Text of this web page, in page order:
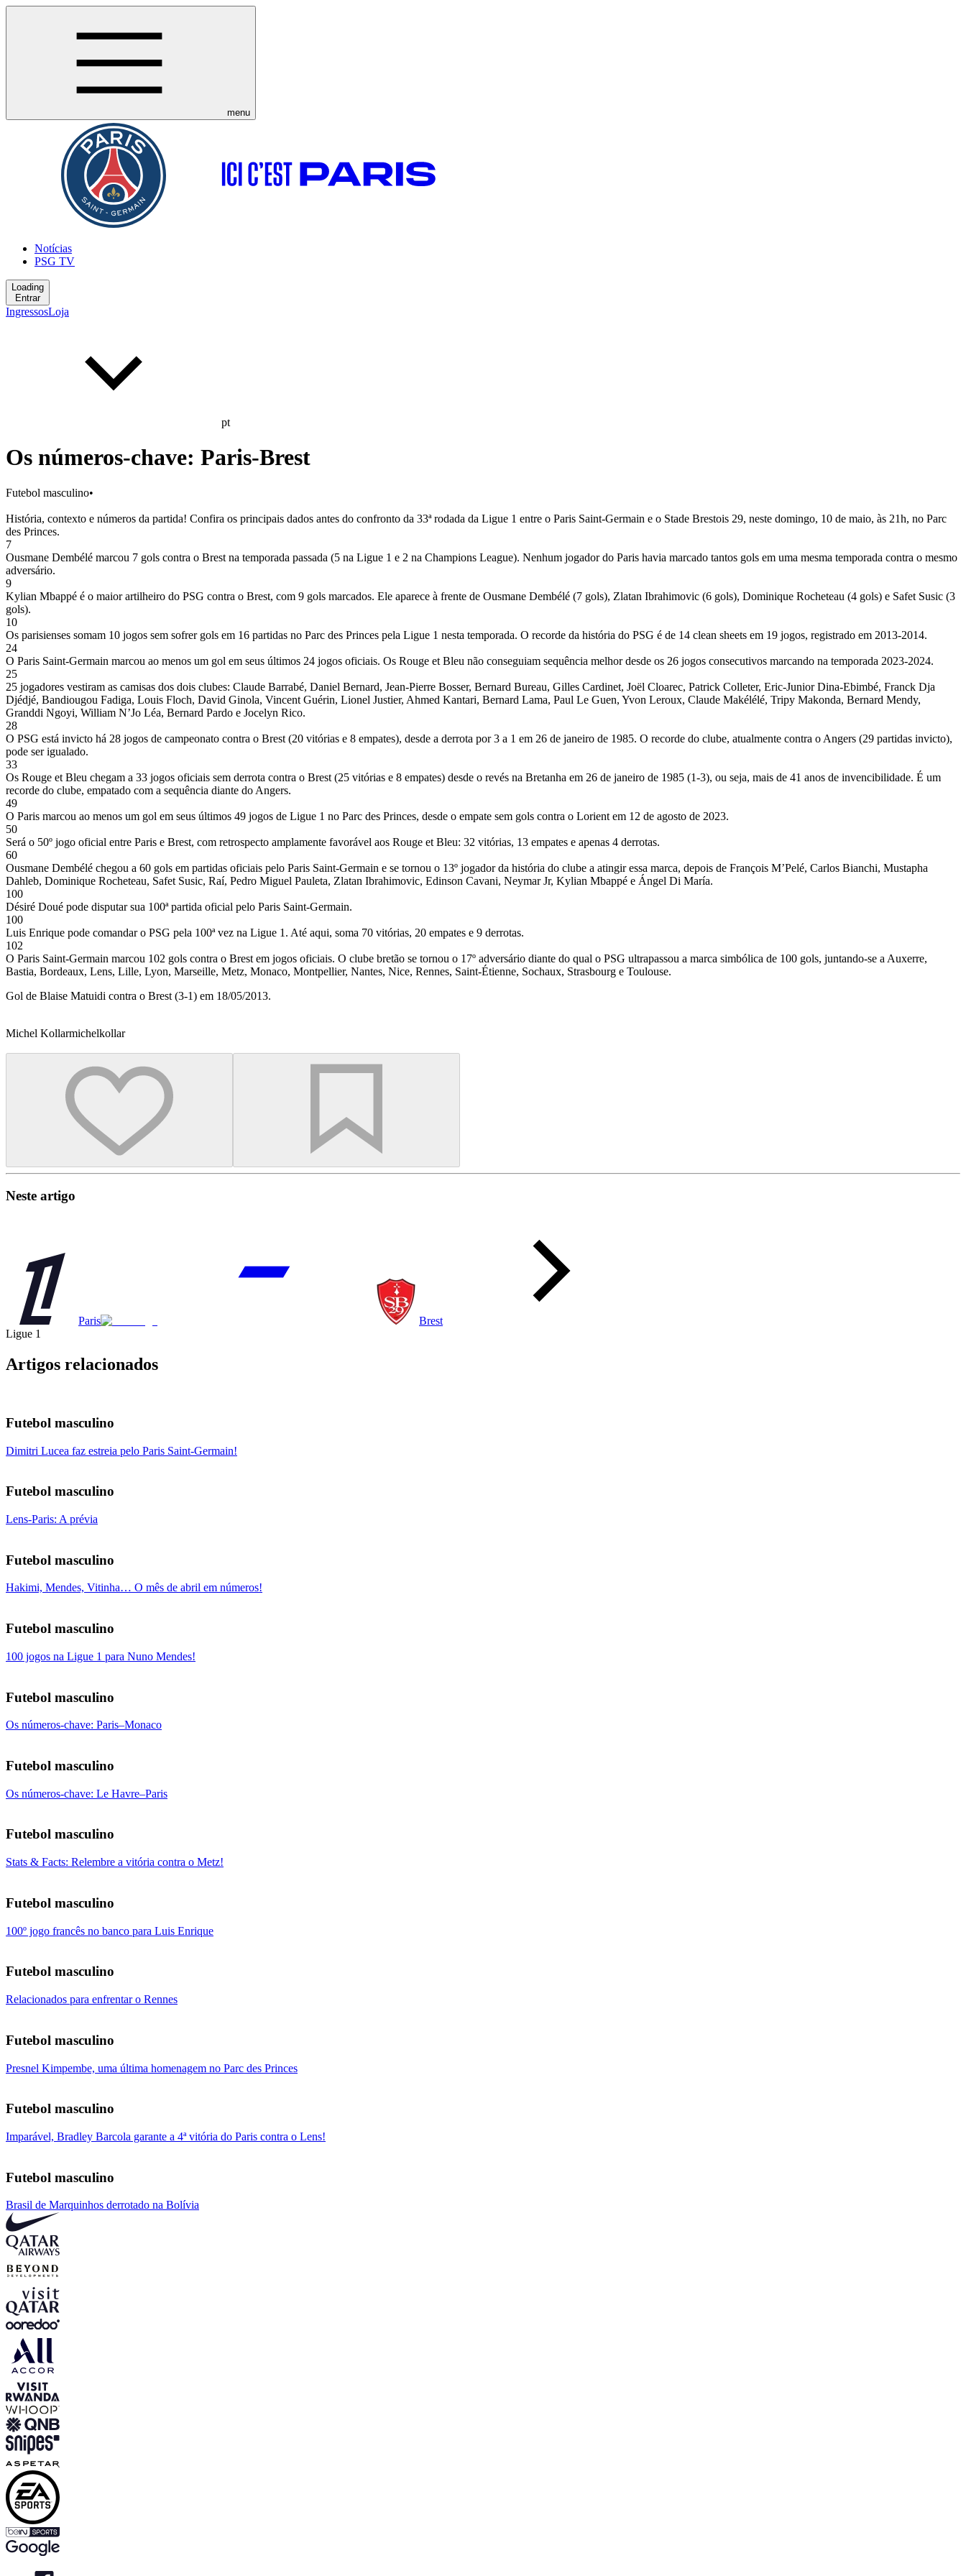
menu
Notícias
PSG TV
Loading
Entrar
IngressosLoja
pt
Os números-chave: Paris-Brest
Futebol masculino•
História, contexto e números da partida! Confira os principais dados antes do confronto da 33ª rodada da Ligue 1 entre o Paris Saint-Germain e o Stade Brestois 29, neste domingo, 10 de maio, às 21h, no Parc
des Princes.
7
Ousmane Dembélé marcou 7 gols contra o Brest na temporada passada (5 na Ligue 1 e 2 na Champions League). Nenhum jogador do Paris havia marcado tantos gols em uma mesma temporada contra o mesmo
adversário.
9
Kylian Mbappé é o maior artilheiro do PSG contra o Brest, com 9 gols marcados. Ele aparece à frente de Ousmane Dembélé (7 gols), Zlatan Ibrahimovic (6 gols), Dominique Rocheteau (4 gols) e Safet Susic (3
gols).
10
Os parisienses somam 10 jogos sem sofrer gols em 16 partidas no Parc des Princes pela Ligue 1 nesta temporada. O recorde da história do PSG é de 14 clean sheets em 19 jogos, registrado em 2013-2014.
24
O Paris Saint-Germain marcou ao menos um gol em seus últimos 24 jogos oficiais. Os Rouge et Bleu não conseguiam sequência melhor desde os 26 jogos consecutivos marcando na temporada 2023-2024.
25
25 jogadores vestiram as camisas dos dois clubes: Claude Barrabé, Daniel Bernard, Jean-Pierre Bosser, Bernard Bureau, Gilles Cardinet, Joël Cloarec, Patrick Colleter, Eric-Junior Dina-Ebimbé, Franck Dja
Djédjé, Bandiougou Fadiga, Louis Floch, David Ginola, Vincent Guérin, Lionel Justier, Ahmed Kantari, Bernard Lama, Paul Le Guen, Yvon Leroux, Claude Makélélé, Tripy Makonda, Bernard Mendy,
Granddi Ngoyi, William N’Jo Léa, Bernard Pardo e Jocelyn Rico.
28
O PSG está invicto há 28 jogos de campeonato contra o Brest (20 vitórias e 8 empates), desde a derrota por 3 a 1 em 26 de janeiro de 1985. O recorde do clube, atualmente contra o Angers (29 partidas invicto),
pode ser igualado.
33
Os Rouge et Bleu chegam a 33 jogos oficiais sem derrota contra o Brest (25 vitórias e 8 empates) desde o revés na Bretanha em 26 de janeiro de 1985 (1-3), ou seja, mais de 41 anos de invencibilidade. É um
recorde do clube, empatado com a sequência diante do Angers.
49
O Paris marcou ao menos um gol em seus últimos 49 jogos de Ligue 1 no Parc des Princes, desde o empate sem gols contra o Lorient em 12 de agosto de 2023.
50
Será o 50º jogo oficial entre Paris e Brest, com retrospecto amplamente favorável aos Rouge et Bleu: 32 vitórias, 13 empates e apenas 4 derrotas.
60
Ousmane Dembélé chegou a 60 gols em partidas oficiais pelo Paris Saint-Germain e se tornou o 13º jogador da história do clube a atingir essa marca, depois de François M’Pelé, Carlos Bianchi, Mustapha
Dahleb, Dominique Rocheteau, Safet Susic, Raí, Pedro Miguel Pauleta, Zlatan Ibrahimovic, Edinson Cavani, Neymar Jr, Kylian Mbappé e Ángel Di María.
100
Désiré Doué pode disputar sua 100ª partida oficial pelo Paris Saint-Germain.
100
Luis Enrique pode comandar o PSG pela 100ª vez na Ligue 1. Até aqui, soma 70 vitórias, 20 empates e 9 derrotas.
102
O Paris Saint-Germain marcou 102 gols contra o Brest em jogos oficiais. O clube bretão se tornou o 17º adversário diante do qual o PSG ultrapassou a marca simbólica de 100 gols, juntando-se a Auxerre,
Bastia, Bordeaux, Lens, Lille, Lyon, Marseille, Metz, Monaco, Montpellier, Nantes, Nice, Rennes, Saint-Étienne, Sochaux, Strasbourg e Toulouse.
Gol de Blaise Matuidi contra o Brest (3-1) em 18/05/2013.
Michel Kollarmichelkollar
Neste artigo
Paris
Brest
Ligue 1
Artigos relacionados
Futebol masculino
Dimitri Lucea faz estreia pelo Paris Saint-Germain!
Futebol masculino
Lens-Paris: A prévia
Futebol masculino
Hakimi, Mendes, Vitinha… O mês de abril em números!
Futebol masculino
100 jogos na Ligue 1 para Nuno Mendes!
Futebol masculino
Os números-chave: Paris–Monaco
Futebol masculino
Os números-chave: Le Havre–Paris
Futebol masculino
Stats & Facts: Relembre a vitória contra o Metz!
Futebol masculino
100º jogo francês no banco para Luis Enrique
Futebol masculino
Relacionados para enfrentar o Rennes
Futebol masculino
Presnel Kimpembe, uma última homenagem no Parc des Princes
Futebol masculino
Imparável, Bradley Barcola garante a 4ª vitória do Paris contra o Lens!
Futebol masculino
Brasil de Marquinhos derrotado na Bolívia